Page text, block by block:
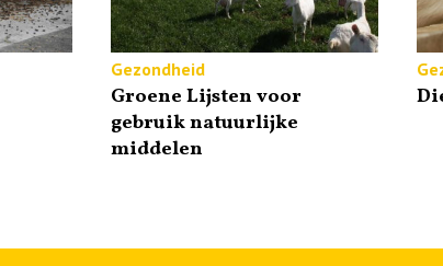
Gezondheid
Groene Lijsten voor
gebruik natuurlijke
middelen